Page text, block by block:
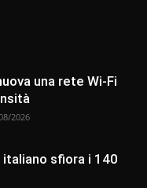
una rete Wi-Fi
2026
italiano sfiora i 140